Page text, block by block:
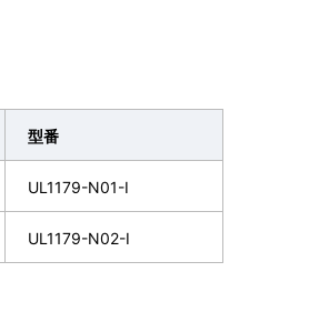
型番
UL1179-N01-I
UL1179-N02-I